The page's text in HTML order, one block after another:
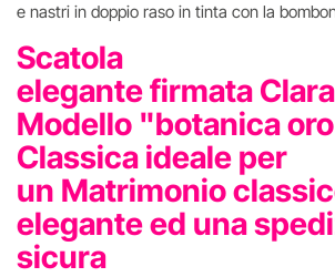
e nastri in doppio raso in tinta con la
Scatola
elegante firmata
Modello "botanica
Classica ideale per
un Matrimonio
elegante ed una
sicura